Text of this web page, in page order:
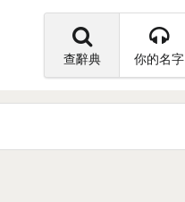
查辭典 你的名字